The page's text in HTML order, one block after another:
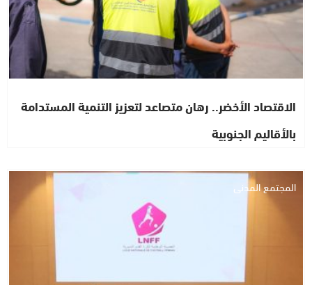
الاقتصاد الأخضر.. رهان متصاعد لتعزيز التنمية المستدامة
بالأقاليم الجنوبية
المجتمع المدني